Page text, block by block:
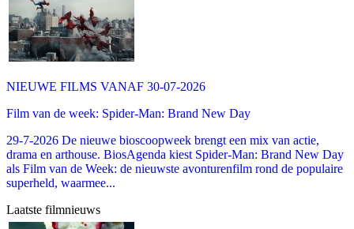
NIEUWE FILMS VANAF 30-07-2026
Film van de week: Spider-Man: Brand New Day
29-7-2026 De nieuwe bioscoopweek brengt een mix van actie,
drama en arthouse. BiosAgenda kiest Spider-Man: Brand New Day
als Film van de Week: de nieuwste avonturenfilm rond de populaire
superheld, waarmee...
Laatste filmnieuws